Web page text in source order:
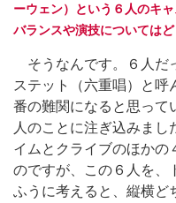
ーウェン）という６人のキ
バランスや演技についてはど
そうなんです。６人だ
ステット（六重唱）と呼
番の難関になると思って
人のことに注ぎ込みま
イムとクライブのほかの
のですが、この６人を、
ふうに考えると、縦横ど